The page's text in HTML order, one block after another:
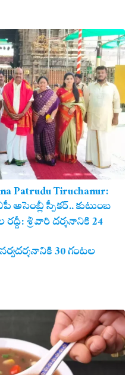
Patrudu Tiruchanur:
స్పీకర్.. కుటుంబ
శ్రీవారి దర్శనానికి 24
30 గంటల